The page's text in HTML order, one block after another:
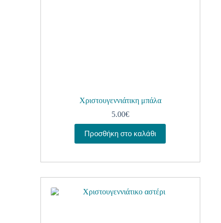
Χριστουγεννιάτικη μπάλα
5.00€
Προσθήκη στο καλάθι